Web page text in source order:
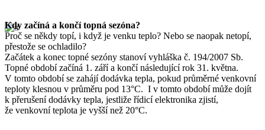
Kdy začíná a končí topná sezóna?
Proč se někdy topí, i když je venku teplo? Nebo se naopak netopí,
přestože se ochladilo?
Začátek a konec topné sezóny stanoví vyhláška č. 194/2007 Sb.
Topné období začíná 1. září a končí následující rok 31. května.
V tomto období se zahájí dodávka tepla, pokud průměrné venkovní
teploty klesnou v průměru pod 13°C. I v tomto období může dojít
k přerušení dodávky tepla, jestliže řídicí elektronika zjistí,
že venkovní teplota je vyšší než 20°C.